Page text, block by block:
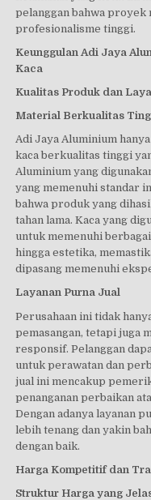
pelanggan bahwa proyek
profesionalisme tinggi.
Keunggulan Adi Jaya
Kaca
Kualitas Produk dan
Material Berkualitas
Adi Jaya Aluminium
kaca berkualitas tinggi
Aluminium yang
yang memenuhi standar
bahwa produk yang
tahan lama. Kaca yang
untuk memenuhi
hingga estetika,
dipasang memenuhi
Layanan Purna Jual
Perusahaan ini tidak
pemasangan, tetapi juga
responsif. Pelanggan
untuk perawatan dan
jual ini mencakup
penanganan perbaikan
Dengan adanya layanan
lebih tenang dan yakin
dengan baik.
Harga Kompetitif dan
Struktur Harga yang